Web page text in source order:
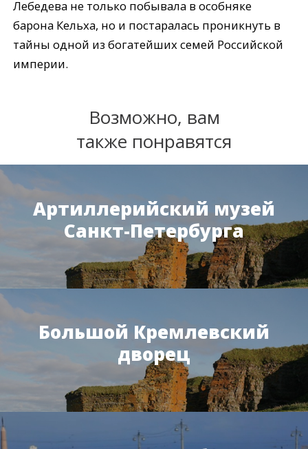
Лебедева не только побывала в особняке
барона Кельха, но и постаралась проникнуть в
тайны одной из богатейших семей Российской
империи.
Возможно, вам
также понравятся
Артиллерийский музей
Санкт-Петербурга
Большой Кремлевский
дворец